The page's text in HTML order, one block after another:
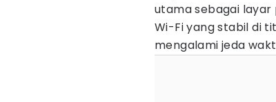
utama sebagai
Wi-Fi yang stabil di
mengalami jeda